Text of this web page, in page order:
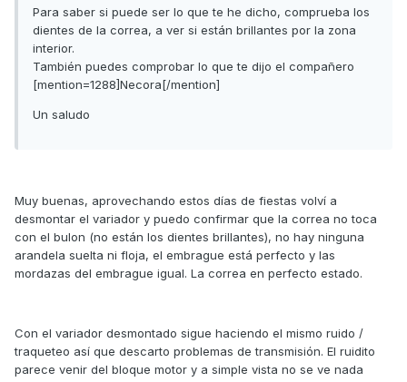
Enviado desde mi iPhone utilizando Tapatalk
Para saber si puede ser lo que te he dicho, comprueba los
dientes de la correa, a ver si están brillantes por la zona
interior.
También puedes comprobar lo que te dijo el compañero
[mention=1288]Necora[/mention]
Un saludo
Muy buenas, aprovechando estos días de fiestas volví a
desmontar el variador y puedo confirmar que la correa no toca
con el bulon (no están los dientes brillantes), no hay ninguna
arandela suelta ni floja, el embrague está perfecto y las
mordazas del embrague igual. La correa en perfecto estado.
Con el variador desmontado sigue haciendo el mismo ruido /
traqueteo así que descarto problemas de transmisión. El ruidito
parece venir del bloque motor y a simple vista no se ve nada